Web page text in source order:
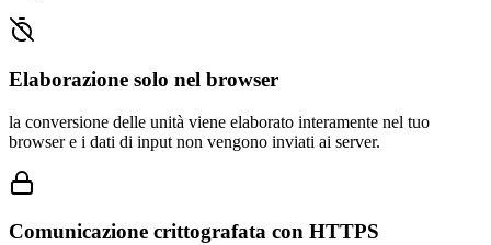
Elaborazione solo nel browser
la conversione delle unità viene elaborato interamente nel tuo
browser e i dati di input non vengono inviati ai server.
Comunicazione crittografata con HTTPS